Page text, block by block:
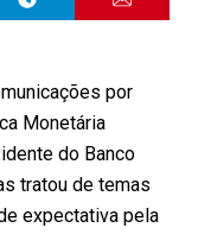
por
Monetária
do Banco
tratou de temas
expectativa pela